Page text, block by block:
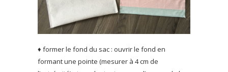
♦ former le fond du sac : ouvrir le fond en
formant une pointe (mesurer à 4 cm de